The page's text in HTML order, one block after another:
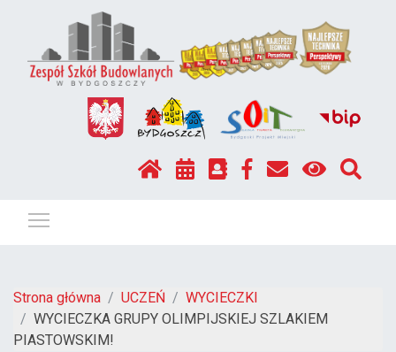
Strona główna UCZEŃ
WYCIECZKI
WYCIECZKA GRUPY OLIMPIJSKIEJ SZLAKIEM
PIASTOWSKIM!